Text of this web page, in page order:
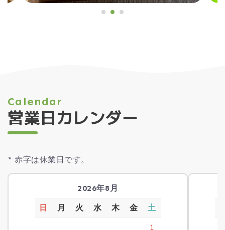
Calendar
営業日カレンダー
* 赤字は休業日です。
2026年8月
日 月 火 水 木 金 土
1